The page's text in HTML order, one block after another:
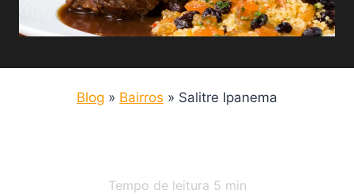
Blog » Bairros » Salitre Ipanema
Tempo de leitura 5 min